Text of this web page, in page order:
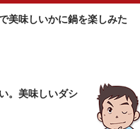
美味しいかに鍋を楽しみた
。美味しいダシ